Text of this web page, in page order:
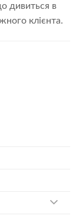
дивиться в
клієнта.